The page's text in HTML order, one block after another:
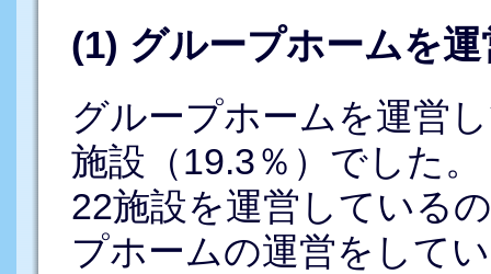
(1) グループホームを
グループホームを運営
施設（19.3％）でした。
22施設を運営している
プホームの運営をして